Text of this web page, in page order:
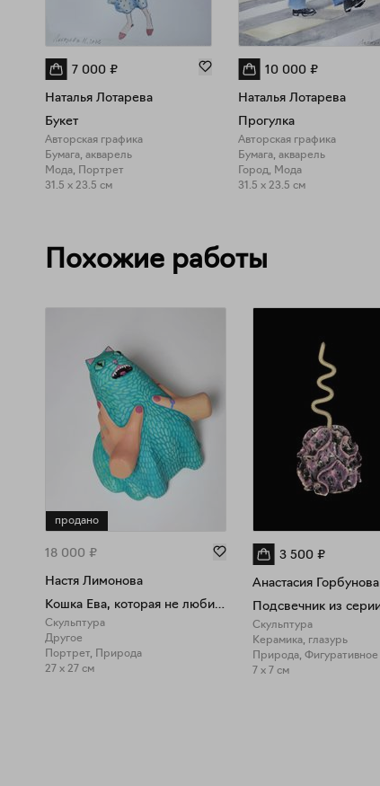
7 000 ₽
Наталья Лотарева
Букет
Авторская графика
Бумага, акварель
Мода, Портрет
31.5 x 23.5 см
10 000 ₽
Наталья Лотарева
Прогулка
Авторская графика
Бумага, акварель
Город, Мода
31.5 x 23.5 см
Похожие работы
продано
18 000 ₽
Настя Лимонова
Кошка Ева, которая не любит обниматься
Скульптура
Другое
Портрет, Природа
27 x 27 см
3 500 ₽
Анастасия Горбунова
Скульптура
Керамика, глазурь
7 x 7 см